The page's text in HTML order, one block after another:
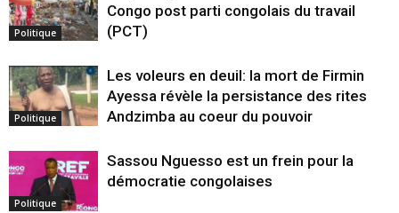
Politique
Congo post parti congolais du travail
(PCT)
Politique
Les voleurs en deuil: la mort de Firmin
Ayessa révèle la persistance des rites
Andzimba au coeur du pouvoir
Politique
Sassou Nguesso est un frein pour la
démocratie congolaises